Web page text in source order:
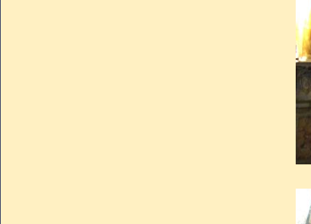
Sa façade blanche, par
porche, est typique de la
avec le reste de l'édifice
bénéficiant de peu de
sa taille lui confèrent un
qu'appécient les nombreux
voeux matrimoniaux. A ce
de visite le samedi,